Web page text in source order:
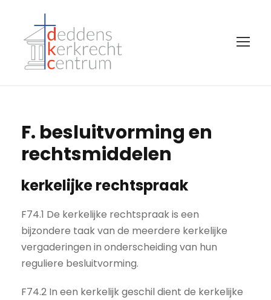
F. besluitvorming en
rechtsmiddelen
kerkelijke rechtspraak
F74.1 De kerkelijke rechtspraak is een
bijzondere taak van de meerdere kerkelijke
vergaderingen in onderscheiding van hun
reguliere besluitvorming.
F74.2 In een kerkelijk geschil dient de kerkelijke